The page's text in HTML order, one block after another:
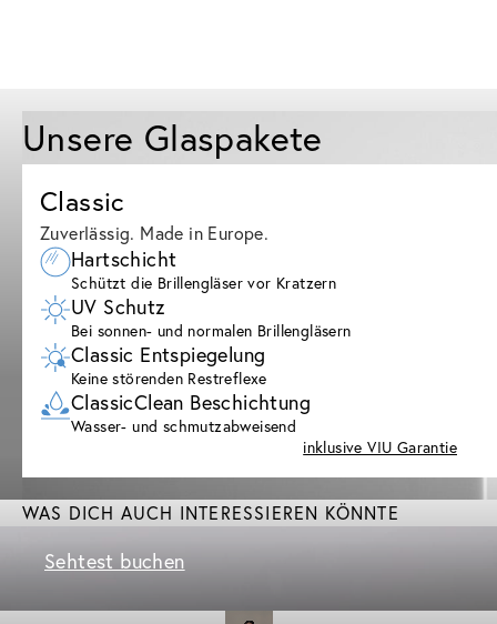
Unsere Glaspakete
Classic
Zuverlässig. Made in Europe.
Hartschicht
Schützt die Brillengläser vor Kratzern
UV Schutz
Bei sonnen- und normalen Brillengläsern
Classic Entspiegelung
Keine störenden Restreflexe
ClassicClean Beschichtung
Wasser- und schmutzabweisend
inklusive VIU Garantie
WAS DICH AUCH INTERESSIEREN KÖNNTE
Sehtest buchen